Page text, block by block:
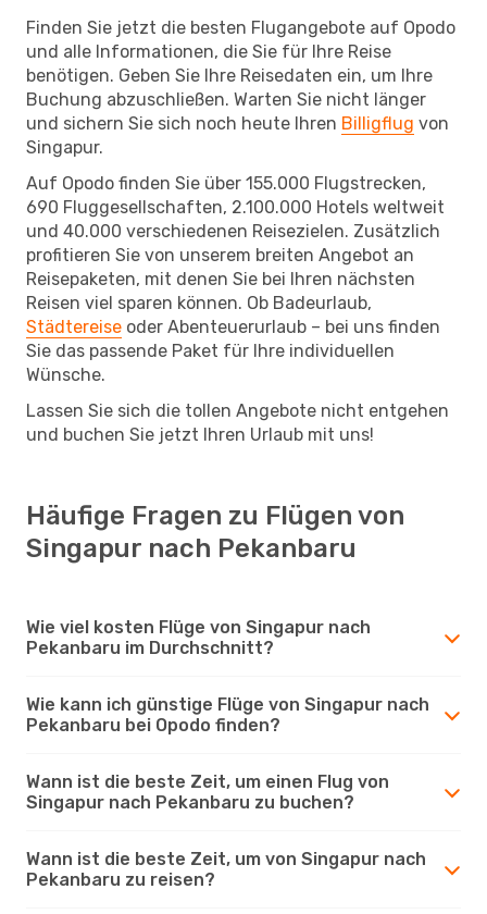
Finden Sie jetzt die besten Flugangebote auf Opodo
und alle Informationen, die Sie für Ihre Reise
benötigen. Geben Sie Ihre Reisedaten ein, um Ihre
Buchung abzuschließen. Warten Sie nicht länger
und sichern Sie sich noch heute Ihren Billigflug von
Singapur.
Auf Opodo finden Sie über 155.000 Flugstrecken,
690 Fluggesellschaften, 2.100.000 Hotels weltweit
und 40.000 verschiedenen Reisezielen. Zusätzlich
profitieren Sie von unserem breiten Angebot an
Reisepaketen, mit denen Sie bei Ihren nächsten
Reisen viel sparen können. Ob Badeurlaub,
Städtereise oder Abenteuerurlaub – bei uns finden
Sie das passende Paket für Ihre individuellen
Wünsche.
Lassen Sie sich die tollen Angebote nicht entgehen
und buchen Sie jetzt Ihren Urlaub mit uns!
Häufige Fragen zu Flügen von
Singapur nach Pekanbaru
Wie viel kosten Flüge von Singapur nach
Pekanbaru im Durchschnitt?
Wie kann ich günstige Flüge von Singapur nach
Pekanbaru bei Opodo finden?
Wann ist die beste Zeit, um einen Flug von
Singapur nach Pekanbaru zu buchen?
Wann ist die beste Zeit, um von Singapur nach
Pekanbaru zu reisen?